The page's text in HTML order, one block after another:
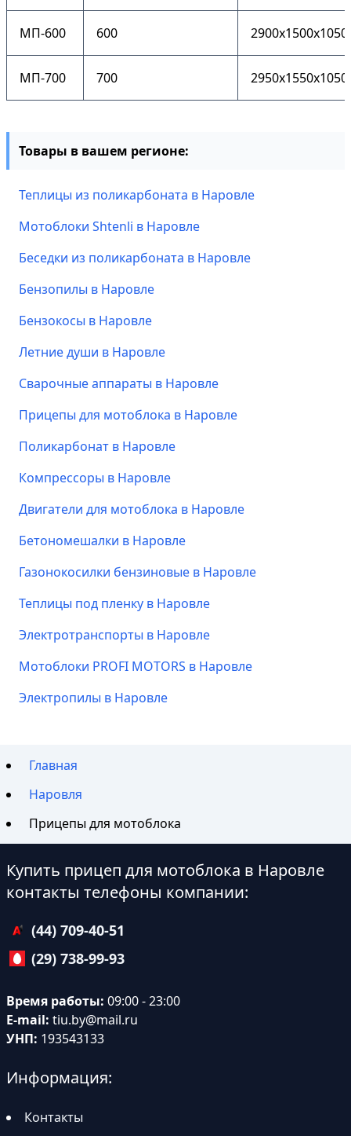
МП-600 600 2900x1500x1050
МП-700 700 2950x1550x1050
Товары в вашем регионе:
Теплицы из поликарбоната в Наровле
Мотоблоки Shtenli в Наровле
Беседки из поликарбоната в Наровле
Бензопилы в Наровле
Бензокосы в Наровле
Летние души в Наровле
Сварочные аппараты в Наровле
Прицепы для мотоблока в Наровле
Поликарбонат в Наровле
Компрессоры в Наровле
Двигатели для мотоблока в Наровле
Бетономешалки в Наровле
Газонокосилки бензиновые в Наровле
Теплицы под пленку в Наровле
Электротранспорты в Наровле
Мотоблоки PROFI MOTORS в Наровле
Электропилы в Наровле
Главная
Наровля
Прицепы для мотоблока
Купить прицеп для мотоблока в Наровле
контакты телефоны компании:
(44) 709-40-51
(29) 738-99-93
Время работы: 09:00 - 23:00
E-mail: tiu.by@mail.ru
УНП: 193543133
Информация:
Контакты